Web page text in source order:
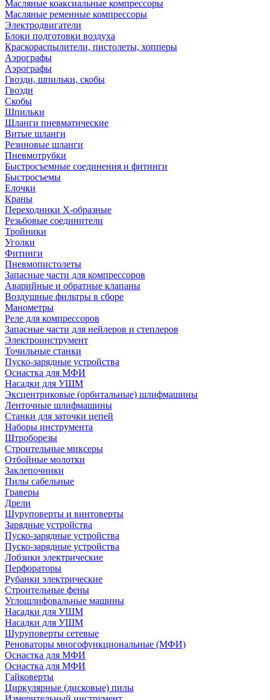
Масляные коаксиальные компрессоры
Масляные ременные компрессоры
Электродвигатели
Блоки подготовки воздуха
Краскораспылители, пистолеты, хопперы
Аэрографы
Аэрографы
Гвозди, шпильки, скобы
Гвозди
Скобы
Шпильки
Шланги пневматические
Витые шланги
Резиновые шланги
Пневмотрубки
Быстросъемные соединения и фитинги
Быстросъемы
Елочки
Краны
Переходники Х-образные
Резьбовые соединители
Тройники
Уголки
Фитинги
Пневмопистолеты
Запасные части для компрессоров
Аварийные и обратные клапаны
Воздушные фильтры в сборе
Манометры
Реле для компрессоров
Запасные части для нейлеров и степлеров
Электроинструмент
Точильные станки
Пуско-зарядные устройства
Оснастка для МФИ
Насадки для УШМ
Эксцентриковые (орбитальные) шлифмашины
Ленточные шлифмашины
Станки для заточки цепей
Наборы инструмента
Штроборезы
Строительные миксеры
Отбойные молотки
Заклепочники
Пилы сабельные
Граверы
Дрели
Шуруповерты и винтоверты
Зарядные устройства
Пуско-зарядные устройства
Пуско-зарядные устройства
Лобзики электрические
Перфораторы
Рубанки электрические
Строительные фены
Углошлифовальные машины
Насадки для УШМ
Насадки для УШМ
Шуруповерты сетевые
Реноваторы многофункциональные (МФИ)
Оснастка для МФИ
Оснастка для МФИ
Гайковерты
Циркулярные (дисковые) пилы